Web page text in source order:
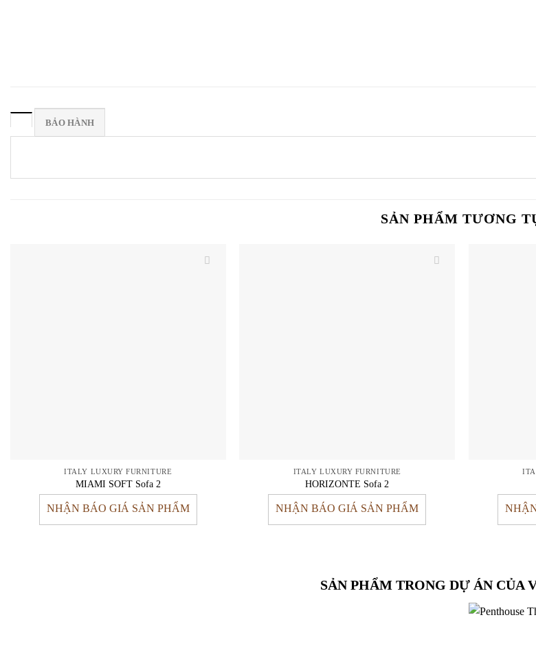
BẢO HÀNH
SẢN PHẨM TƯƠNG
ITALY LUXURY FURNITURE
MIAMI SOFT Sofa 2
NHẬN BÁO GIÁ SẢN PHẨM
ITALY LUXURY FURNITURE
HORIZONTE Sofa 2
NHẬN BÁO GIÁ SẢN PHẨM
SẢN PHẨM TRONG DỰ ÁN CỦA